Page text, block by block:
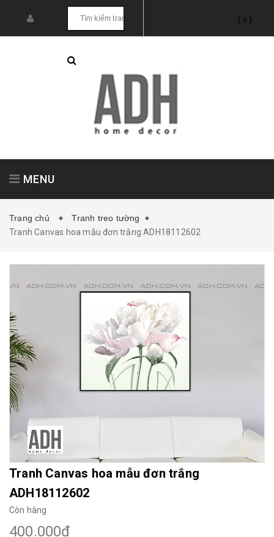
( 0 )
MENU
Tranh dán tường
Mua File Tranh Tranh Thực Tế
Thế giới Decor
Trang chủ
Tranh treo tường
Tranh Canvas hoa mẫu đơn trắng ADH18112602
Tranh Canvas hoa mẫu đơn trắng
ADH18112602
Còn hàng
400.000₫